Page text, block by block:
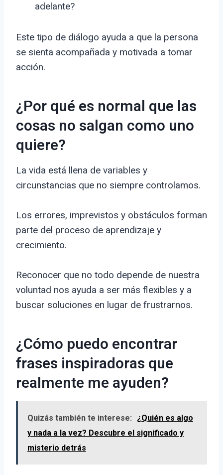
adelante?
Este tipo de diálogo ayuda a que la persona
se sienta acompañada y motivada a tomar
acción.
¿Por qué es normal que las
cosas no salgan como uno
quiere?
La vida está llena de variables y
circunstancias que no siempre controlamos.
Los errores, imprevistos y obstáculos forman
parte del proceso de aprendizaje y
crecimiento.
Reconocer que no todo depende de nuestra
voluntad nos ayuda a ser más flexibles y a
buscar soluciones en lugar de frustrarnos.
¿Cómo puedo encontrar
frases inspiradoras que
realmente me ayuden?
Quizás también te interese:
¿Quién es algo
y nada a la vez? Descubre el significado y
misterio detrás